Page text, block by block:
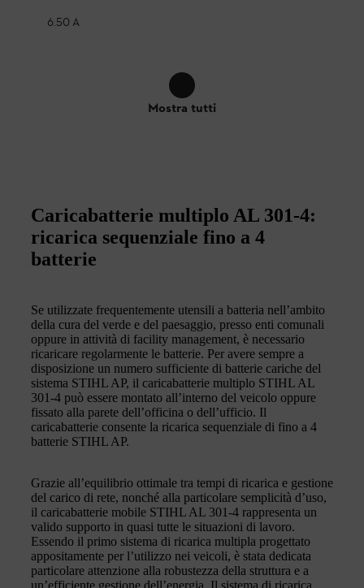
6.50 A
Mostra tutti
Caricabatterie multiplo AL 301-4:
ricarica sequenziale fino a 4
batterie
Se utilizzate frequentemente utensili a batteria nell’ambito
della cura del verde e del paesaggio, presso enti comunali
oppure in attività di facility management, è necessario
ricaricare regolarmente le batterie. Per avere sempre a
disposizione un numero sufficiente di batterie cariche del
sistema STIHL AP, il caricabatterie multiplo STIHL AL
301-4 può essere montato all’interno del veicolo oppure
fissato alla parete dell’officina o dell’ufficio. Il
caricabatterie consente la ricarica sequenziale di fino a 4
batterie STIHL AP.
Grazie all’equilibrio ottimale tra tempi di ricarica e gestione
del carico di rete, nonché alla particolare semplicità d’uso,
il caricabatterie mobile STIHL AL 301-4 rappresenta un
valido supporto in quasi tutte le situazioni di lavoro.
Essendo il primo sistema di ricarica multipla progettato
appositamente per l’utilizzo nei veicoli, è stata dedicata
particolare attenzione alla robustezza della struttura e a
un’efficiente gestione dell’energia. Il sistema di ricarica